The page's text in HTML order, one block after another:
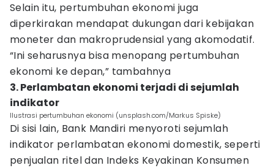
Selain itu, pertumbuhan ekonomi juga
diperkirakan mendapat dukungan dari kebijakan
moneter dan makroprudensial yang akomodatif.
“Ini seharusnya bisa menopang pertumbuhan
ekonomi ke depan,” tambahnya
3. Perlambatan ekonomi terjadi di sejumlah
indikator
Ilustrasi pertumbuhan ekonomi (unsplash.com/Markus Spiske)
Di sisi lain, Bank Mandiri menyoroti sejumlah
indikator perlambatan ekonomi domestik, seperti
penjualan ritel dan Indeks Keyakinan Konsumen